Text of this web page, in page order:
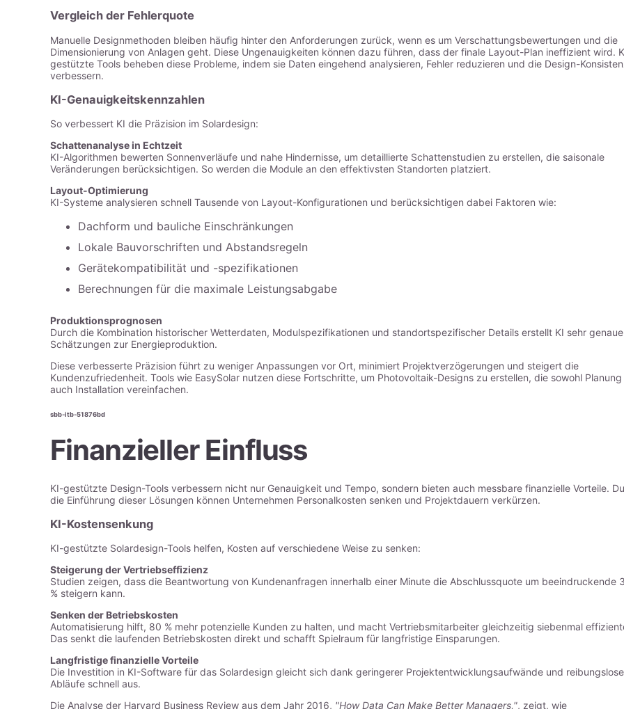
Vergleich der Fehlerquote
Manuelle Designmethoden bleiben häufig hinter den Anforderungen zurück, wenn es um Verschattungsbewertungen und die
Dimensionierung von Anlagen geht. Diese Ungenauigkeiten können dazu führen, dass der finale Layout-Plan ineffizient wird.
gestützte Tools beheben diese Probleme, indem sie Daten eingehend analysieren, Fehler reduzieren und die Design-
verbessern.
KI-Genauigkeitskennzahlen
So verbessert KI die Präzision im Solardesign:
Schattenanalyse in Echtzeit
KI-Algorithmen bewerten Sonnenverläufe und nahe Hindernisse, um detaillierte Schattenstudien zu erstellen, die saisonale
Veränderungen berücksichtigen. So werden die Module an den effektivsten Standorten platziert.
Layout-Optimierung
KI-Systeme analysieren schnell Tausende von Layout-Konfigurationen und berücksichtigen dabei Faktoren wie:
Dachform und bauliche Einschränkungen
Lokale Bauvorschriften und Abstandsregeln
Gerätekompatibilität und -spezifikationen
Berechnungen für die maximale Leistungsabgabe
Produktionsprognosen
Durch die Kombination historischer Wetterdaten, Modulspezifikationen und standortspezifischer Details erstellt KI sehr genaue
Schätzungen zur Energieproduktion.
Diese verbesserte Präzision führt zu weniger Anpassungen vor Ort, minimiert Projektverzögerungen und steigert die
Kundenzufriedenheit. Tools wie EasySolar nutzen diese Fortschritte, um Photovoltaik-Designs zu erstellen, die sowohl Planung
auch Installation vereinfachen.
sbb-itb-51876bd
Finanzieller Einfluss
KI-gestützte Design-Tools verbessern nicht nur Genauigkeit und Tempo, sondern bieten auch messbare finanzielle Vorteile.
die Einführung dieser Lösungen können Unternehmen Personalkosten senken und Projektdauern verkürzen.
KI-Kostensenkung
KI-gestützte Solardesign-Tools helfen, Kosten auf verschiedene Weise zu senken:
Steigerung der Vertriebseffizienz
Studien zeigen, dass die Beantwortung von Kundenanfragen innerhalb einer Minute die Abschlussquote um beeindruckende
% steigern kann.
Senken der Betriebskosten
Automatisierung hilft, 80 % mehr potenzielle Kunden zu halten, und macht Vertriebsmitarbeiter gleichzeitig siebenmal
Das senkt die laufenden Betriebskosten direkt und schafft Spielraum für langfristige Einsparungen.
Langfristige finanzielle Vorteile
Die Investition in KI-Software für das Solardesign gleicht sich dank geringerer Projektentwicklungsaufwände und
Abläufe schnell aus.
Die Analyse der Harvard Business Review aus dem Jahr 2016, "How Data Can Make Better Managers,", zeigt, wie